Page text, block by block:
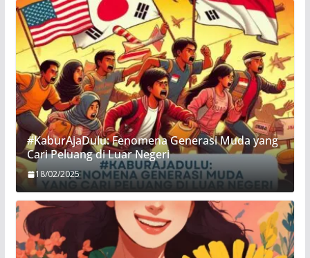
#KaburAjaDulu: Fenomena Generasi Muda yang
Cari Peluang di Luar Negeri
18/02/2025